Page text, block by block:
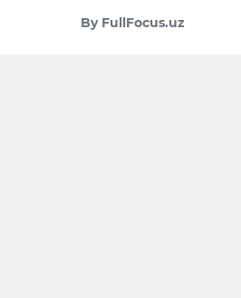
By FullFocus.uz